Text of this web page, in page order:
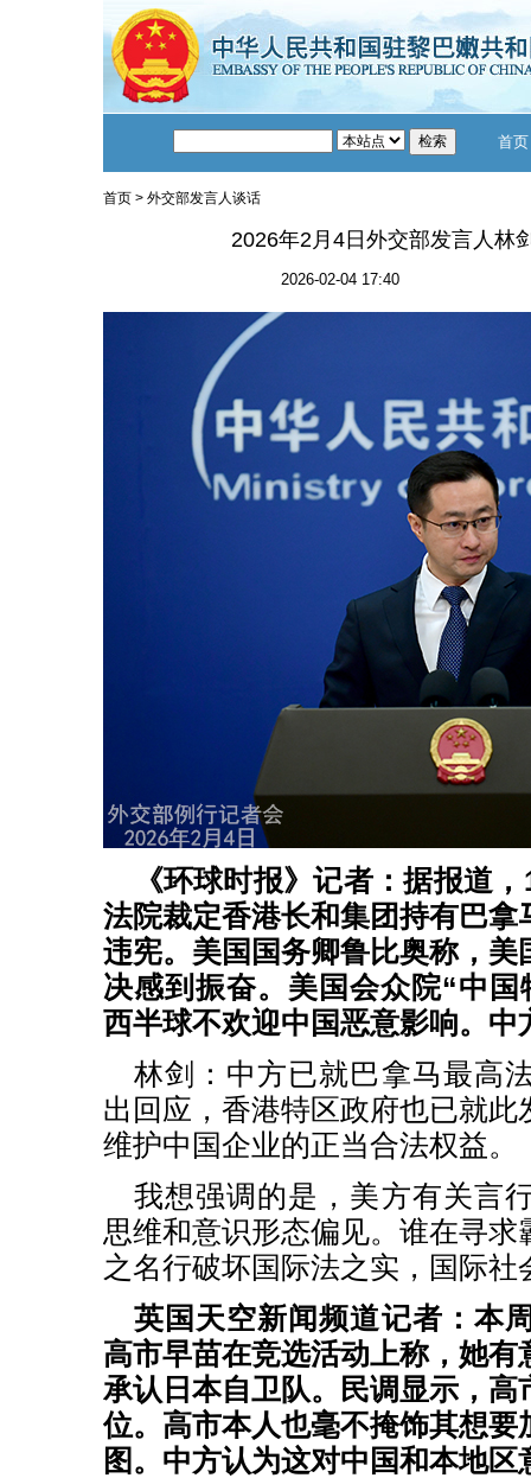
首页
首页> 外交部发言人谈话
2026年2月4日外交部发言人林
2026-02-04 17:40
《环球时报》记者：据报道
法院裁定香港长和集团持有巴拿
违宪。美国国务卿鲁比奥称，美
决感到振奋。美国会众院“中
西半球不欢迎中国恶意影响。中
林剑：中方已就巴拿马最高
出回应，香港特区政府也已就此
维护中国企业的正当合法权益。
我想强调的是，美方有关言
思维和意识形态偏见。谁在寻求
之名行破坏国际法之实，国际社
英国天空新闻频道记者：本
高市早苗在竞选活动上称，她有
承认日本自卫队。民调显示，高
位。高市本人也毫不掩饰其想要
图。中方认为这对中国和本地区